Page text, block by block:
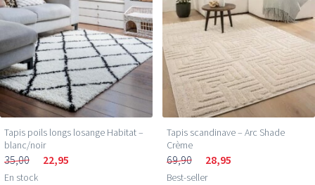
Tapis poils longs losange Habitat –
blanc/noir
35,00 22,95
En stock
Tapis scandinave – Arc Shade
Crème
69,90 28,95
Best-seller